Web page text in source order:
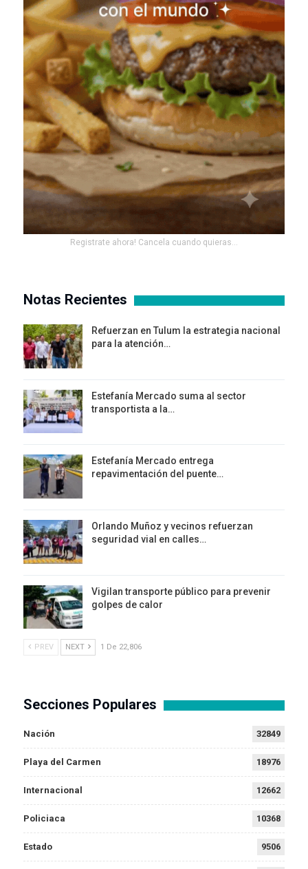
Registrate ahora! Cancela cuando quieras...
Notas Recientes
Refuerzan en Tulum la estrategia nacional
para la atención…
Estefanía Mercado suma al sector
transportista a la…
Estefanía Mercado entrega
repavimentación del puente…
Orlando Muñoz y vecinos refuerzan
seguridad vial en calles…
Vigilan transporte público para prevenir
golpes de calor
PREV NEXT 1 De 22,806
Secciones Populares
Nación 32849
Playa del Carmen 18976
Internacional 12662
Policiaca 10368
Estado 9506